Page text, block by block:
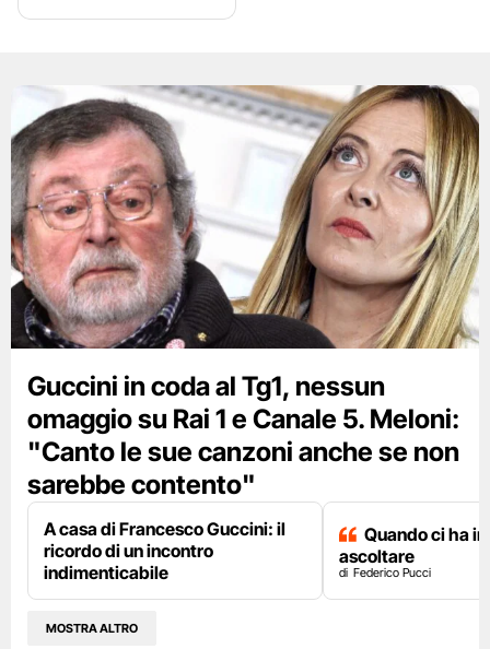
Guccini in coda al Tg1, nessun
omaggio su Rai 1 e Canale 5. Meloni:
"Canto le sue canzoni anche se non
sarebbe contento"
A casa di Francesco Guccini: il
ricordo di un incontro
indimenticabile
Quando ci ha
ascoltare
Federico Pucci
MOSTRA ALTRO